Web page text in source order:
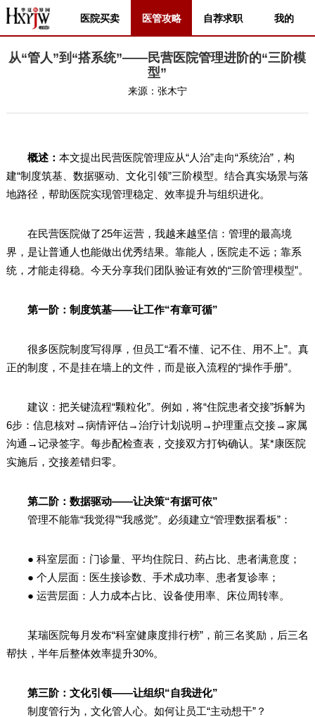
医院买卖 医管攻略 自荐求职 我的
从“管人”到“搭系统”——民营医院管理进阶的“三阶模
型”
来源： 张木宁
概述： 本文提出民营医院管理应从“人治”走向“系统治”，构
建“制度筑基、数据驱动、文化引领”三阶模型。结合真实场景与落
地路径，帮助医院实现管理稳定、效率提升与组织进化。
在民营医院做了25年运营，我越来越坚信：管理的最高境
界，是让普通人也能做出优秀结果。靠能人，医院走不远；靠系
统，才能走得稳。今天分享我们团队验证有效的“三阶管理模型”。
第一阶：制度筑基——让工作“有章可循”
很多医院制度写得厚，但员工“看不懂、记不住、用不上”。真
正的制度，不是挂在墙上的文件，而是嵌入流程的“操作手册”。
建议：把关键流程“颗粒化”。例如，将“住院患者交接”拆解为
6步：信息核对→病情评估→治疗计划说明→护理重点交接→家属
沟通→记录签字。每步配检查表，交接双方打钩确认。某*康医院
实施后，交接差错归零。
第二阶：数据驱动——让决策“有据可依”
管理不能靠“我觉得”“我感觉”。必须建立“管理数据看板”：
● 科室层面：门诊量、平均住院日、药占比、患者满意度；
● 个人层面：医生接诊数、手术成功率、患者复诊率；
● 运营层面：人力成本占比、设备使用率、床位周转率。
某瑞医院每月发布“科室健康度排行榜”，前三名奖励，后三名
帮扶，半年后整体效率提升30%。
第三阶：文化引领——让组织“自我进化”
制度管行为，文化管人心。如何让员工“主动想干”？